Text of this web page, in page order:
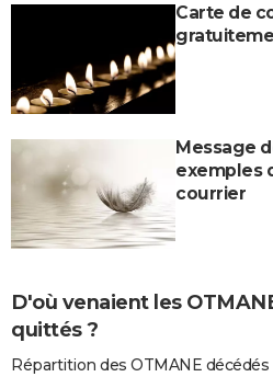
Carte de
Message
exemples
courrier
D'où venaient les
quittés ?
Répartition des OTMANE